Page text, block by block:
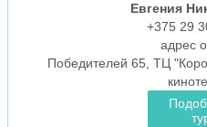
Евгения
+375 29
aдрес
Победителей 65, ТЦ